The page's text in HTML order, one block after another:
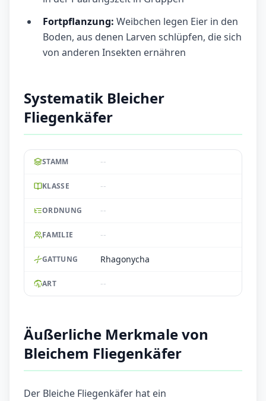
Fortpflanzung: Weibchen legen Eier in den
Boden, aus denen Larven schlüpfen, die sich
von anderen Insekten ernähren
Systematik Bleicher
Fliegenkäfer
STAMM --
KLASSE --
ORDNUNG --
FAMILIE --
GATTUNG Rhagonycha
ART --
Äußerliche Merkmale von
Bleichem Fliegenkäfer
Der Bleiche Fliegenkäfer hat ein